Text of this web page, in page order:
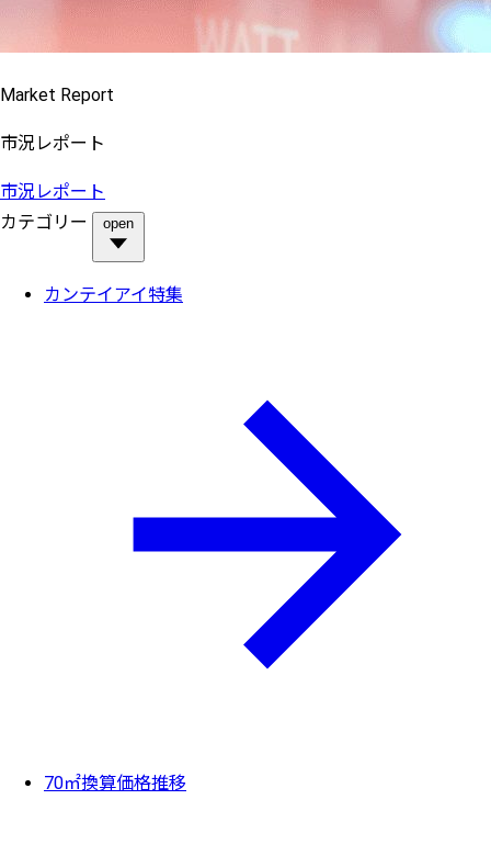
Market Report
市況レポート
市況レポート
カテゴリー
open
カンテイアイ特集
70㎡換算価格推移